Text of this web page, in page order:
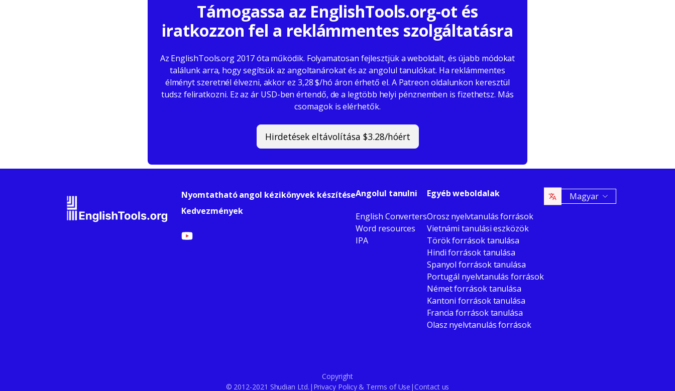
Támogassa az EnglishTools.org-ot és
iratkozzon fel a reklámmentes szolgáltatásra
Az EnglishTools.org 2017 óta működik. Folyamatosan fejlesztjük a weboldalt, és újabb módokat
találunk arra, hogy segítsük az angoltanárokat és az angolul tanulókat. Ha reklámmentes
élményt szeretnél élvezni, akkor ez 3,28 $/hó áron érhető el. A Patreon oldalunkon keresztül
tudsz feliratkozni. Ez az ár USD-ben értendő, de a legtöbb helyi pénznemben is fizethetsz. Más
csomagok is elérhetők.
Hirdetések eltávolítása $3.28/hóért
Nyomtatható angol kézikönyvek készítése
Kedvezmények
Angolul tanulni
English Converters
Word resources
IPA
Egyéb weboldalak
Orosz nyelvtanulás források
Vietnámi tanulási eszközök
Török források tanulása
Hindi források tanulása
Spanyol források tanulása
Portugál nyelvtanulás források
Német források tanulása
Kantoni források tanulása
Francia források tanulása
Olasz nyelvtanulás források
Magyar
Copyright
© 2012-2021 Shudian Ltd.| Privacy Policy& Terms of Use | Contact us